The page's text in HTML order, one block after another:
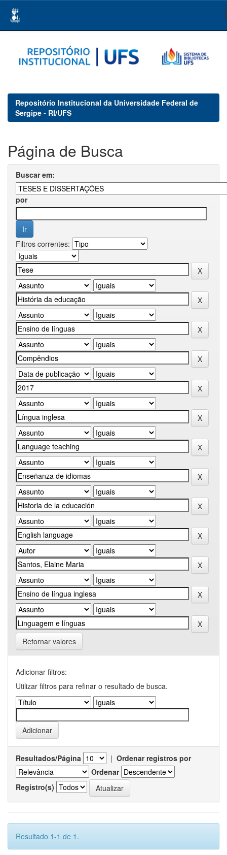
navigation
Repositório Institucional da Universidade Federal de
Sergipe - RI/UFS
Página de Busca
Buscar em:
por
Filtros correntes:
Retornar valores
Adicionar filtros:
Utilizar filtros para refinar o resultado de busca.
Resultados/Página | Ordenar registros por
Ordenar
Registro(s)
Resultado 1-1 de 1.